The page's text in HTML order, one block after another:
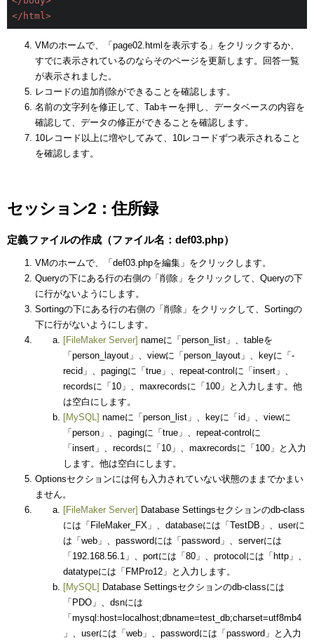
</ html>
VMのホームで、「page02.htmlを表示する」をクリックするか、
すでに表示されているのならそのページを更新します。回答一覧
が表示されました。
レコードの追加削除ができることを確認します。
名前の文字列を修正して、Tabキーを押し、データベースの内容を
確認して、データの修正ができることを確認します。
10レコード以上に増やしてみて、10レコードずつ表示されること
を確認します。
セッション2：住所録
定義ファイルの作成（ファイル名：def03.php）
VMのホームで、「def03.phpを編集」をクリックします。
Queryの下にある行の右側の「削除」をクリックして、Queryの下
に行がないようにします。
Sortingの下にある行の右側の「削除」をクリックして、Sortingの
下に行がないようにします。
[FileMaker Server] nameに「person_list」、tableを
「person_layout」、viewに「person_layout」、keyに「-
recid」、pagingに「true」、repeat-controlに「insert」、
recordsに「10」、maxrecordsに「100」と入力します。他
は空白にします。
[MySQL] nameに「person_list」、keyに「id」、viewに
「person」、pagingに「true」、repeat-controlに
「insert」、recordsに「10」、maxrecordsに「100」と入力
します。他は空白にします。
Optionsセクションには何も入力されていない状態のままでかまい
ません。
[FileMaker Server] Database Settingsセクションのdb-class
には「FileMaker_FX」、databaseには「TestDB」、userに
は「web」、passwordには「password」、serverには
「192.168.56.1」、portには「80」、protocolには「http」、
datatypeには「FMPro12」と入力します。
[MySQL] Database Settingsセクションのdb-classには
「PDO」、dsnには
「mysql:host=localhost;dbname=test_db;charset=utf8mb4
」、userには「web」、passwordには「password」と入力